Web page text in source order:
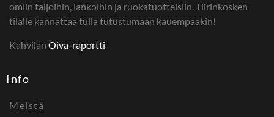
omiin taljoihin, lankoihin ja ruokatuotteisiin. Tiirinkosken
tilalle kannattaa tulla tutustumaan kauempaakin!
Kahvilan Oiva-raportti
Info
Meistä